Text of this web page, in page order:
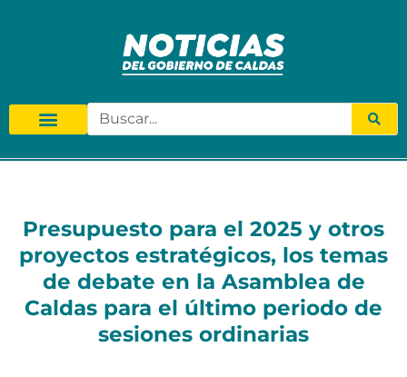
Presupuesto para el 2025 y otros
proyectos estratégicos, los temas
de debate en la Asamblea de
Caldas para el último periodo de
sesiones ordinarias